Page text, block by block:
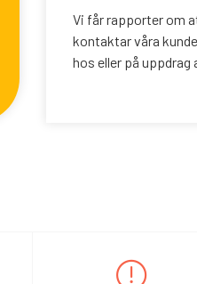
Vi får rapporter om
kontaktar våra
hos eller på uppdrag